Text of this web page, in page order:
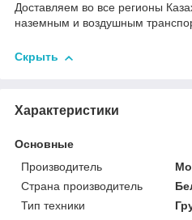
Доставляем во все регионы
наземным и воздушным
Скрыть
Характеристики
Основные
Производитель
Страна производитель
Тип техники